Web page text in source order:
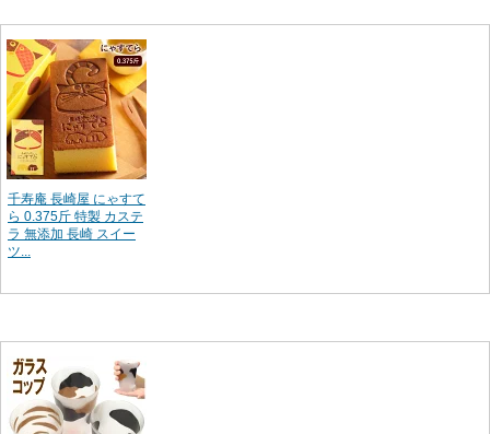
千寿庵 長崎屋 にゃすて
ら 0.375斤 特製 カステ
ラ 無添加 長崎 スイー
ツ...